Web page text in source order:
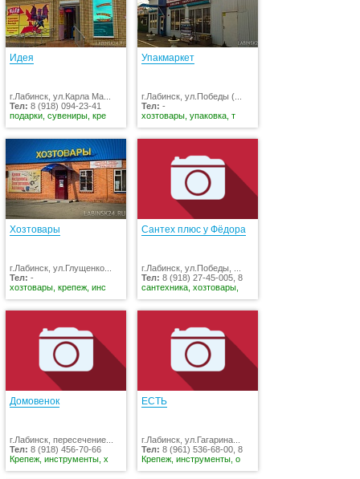
Идея
г.Лабинск, ул.Карла Ма...
Тел: 8 (918) 094-23-41
подарки, сувениры, кре
Упакмаркет
г.Лабинск, ул.Победы (...
Тел: -
хозтовары, упаковка, т
Хозтовары
г.Лабинск, ул.Глущенко...
Тел: -
хозтовары, крепеж, инс
Сантех плюс у Фёдора
г.Лабинск, ул.Победы, ...
Тел: 8 (918) 27-45-005, 8
сантехника, хозтовары,
Домовенок
г.Лабинск, пересечение...
Тел: 8 (918) 456-70-66
Крепеж, инструменты, х
ЕСТЬ
г.Лабинск, ул.Гагарина...
Тел: 8 (961) 536-68-00, 8
Крепеж, инструменты, о